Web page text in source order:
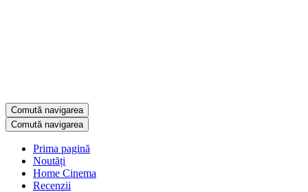
Comută navigarea
Comută navigarea
Prima pagină
Noutăți
Home Cinema
Recenzii